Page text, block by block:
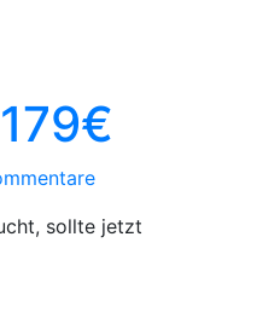
sollte jetzt